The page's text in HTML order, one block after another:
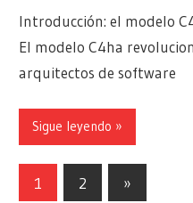
Introducción: el modelo
El modelo C4ha
arquitectos de software
Sigue leyendo
Paginación
1 2
Siguientes
»